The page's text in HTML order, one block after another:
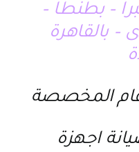
– بطنطا –
– بالقاهرة
المخصصة
اجهزة